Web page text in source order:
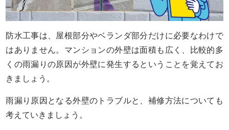
防水工事は、屋根部分やベランダ部分だけに必要なわけで
はありません。マンションの外壁は面積も広く、比較的多
くの雨漏りの原因が外壁に発生するということを覚えてお
きましょう。
雨漏り原因となる外壁のトラブルと、補修方法についても
考えていきましょう。